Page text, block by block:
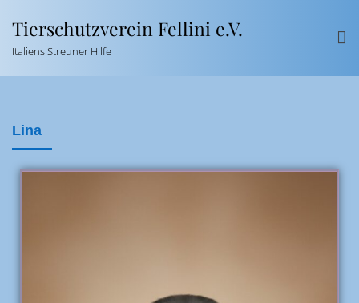
Tierschutzverein Fellini e.V.
Italiens Streuner Hilfe
Lina